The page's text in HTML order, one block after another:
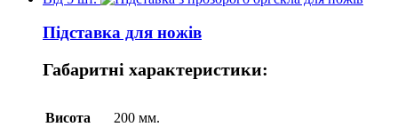
Підставка для ножів
Габаритні характеристики:
Висота 200 мм.